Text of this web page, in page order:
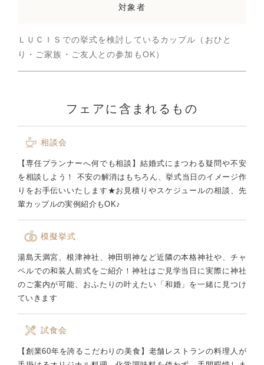
対象者
ＬＵＣＩＳでの挙式を検討しているカップル（おひと
り・ご家族・ご友人との参加もOK）
フェアに含まれるもの
相談会
【専任プランナーへ何でも相談】結婚式にまつわる疑問や不安
を相談しよう！ 不安の解消はもちろん、挙式当日のイメージ作
りをお手伝いいたします★お見積りやスケジュールの相談、先
輩カップルの実例紹介もOK♪
模擬挙式
湯島天満宮、根津神社、神田明神など近隣の本格神社や、チャ
ペルでの和装人前式をご紹介！神社はご見学当日に実際に神社
のご案内が可能、おふたりの叶えたい「和婚」を一緒に見つけ
ていきます
試食会
【創業60年を誇るこだわりの美食】老舗レストランの料理人が